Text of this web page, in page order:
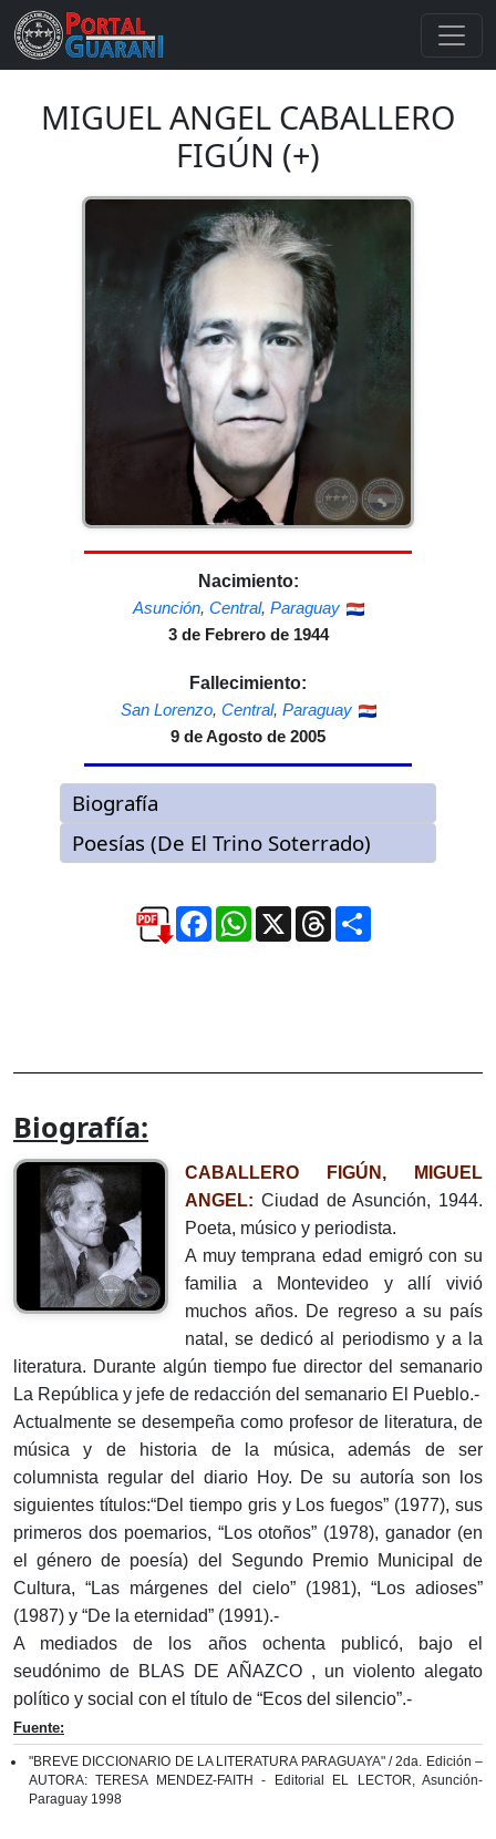
MIGUEL ANGEL CABALLERO
FIGÚN (+)
Nacimiento:
Asunción, Central, Paraguay
3 de Febrero de 1944
Fallecimiento:
San Lorenzo, Central, Paraguay
9 de Agosto de 2005
FacebookWhatsApp
X ThreadsCompartir
Biografía:
CABALLERO FIGÚN, MIGUEL
ANGEL: Ciudad de Asunción, 1944.
Poeta, músico y periodista.
A muy temprana edad emigró con su
familia a Montevideo y allí vivió
muchos años. De regreso a su país
natal, se dedicó al periodismo y a la
literatura. Durante algún tiempo fue director del semanario
La República y jefe de redacción del semanario El Pueblo.-
Actualmente se desempeña como profesor de literatura, de
música y de historia de la música, además de ser
columnista regular del diario Hoy. De su autoría son los
siguientes títulos:“Del tiempo gris y Los fuegos” (1977), sus
primeros dos poemarios, “Los otoños” (1978), ganador (en
el género de poesía) del Segundo Premio Municipal de
Cultura, “Las márgenes del cielo” (1981), “Los adioses”
(1987) y “De la eternidad” (1991).-
A mediados de los años ochenta publicó, bajo el
seudónimo de BLAS DE AÑAZCO , un violento alegato
político y social con el título de “Ecos del silencio”.-
Fuente:
"BREVE DICCIONARIO DE LA LITERATURA PARAGUAYA" / 2da. Edición –
AUTORA: TERESA MENDEZ-FAITH - Editorial EL LECTOR, Asunción-
Paraguay 1998